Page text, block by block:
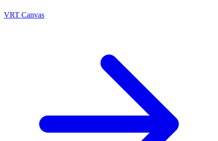
VRT Canvas